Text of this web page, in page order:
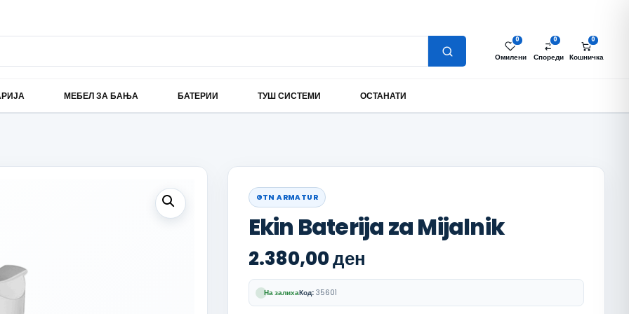
0
Омилени
0
Спореди
0
Кошничка
МЕБЕЛ ЗА БАЊА БАТЕРИИ ТУШ СИСТЕМИ ОСТАНАТИ
GTN ARMATUR
Ekin Baterija za Mijalnik
2.380,00ден
На залихаКод:35601